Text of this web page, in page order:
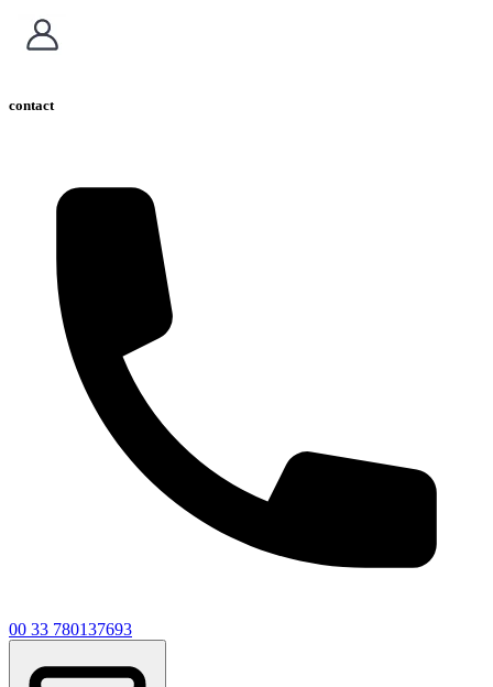
contact
00 33 780137693